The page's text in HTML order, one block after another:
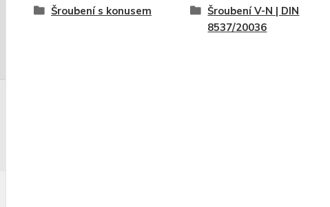
Šroubení s konusem
Šroubení V-N | DIN
8537/20036